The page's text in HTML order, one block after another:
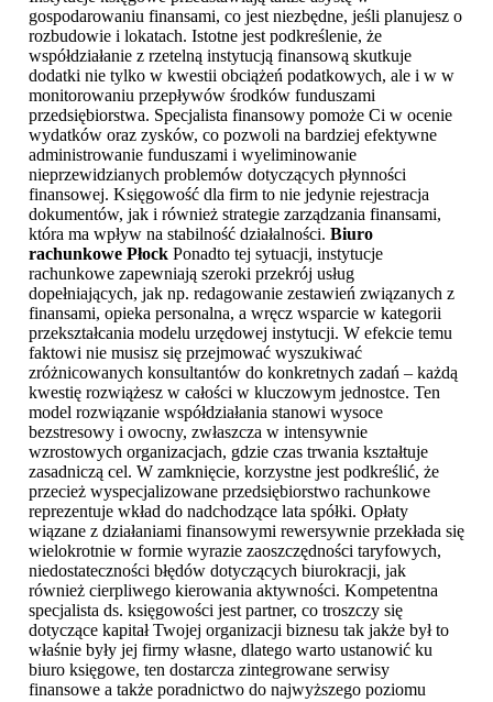
gospodarowaniu finansami, co jest niezbędne, jeśli planujesz o
rozbudowie i lokatach. Istotne jest podkreślenie, że
współdziałanie z rzetelną instytucją finansową skutkuje
dodatki nie tylko w kwestii obciążeń podatkowych, ale i w w
monitorowaniu przepływów środków funduszami
przedsiębiorstwa. Specjalista finansowy pomoże Ci w ocenie
wydatków oraz zysków, co pozwoli na bardziej efektywne
administrowanie funduszami i wyeliminowanie
nieprzewidzianych problemów dotyczących płynności
finansowej. Księgowość dla firm to nie jedynie rejestracja
dokumentów, jak i również strategie zarządzania finansami,
która ma wpływ na stabilność działalności. Biuro
rachunkowe Płock Ponadto tej sytuacji, instytucje
rachunkowe zapewniają szeroki przekrój usług
dopełniających, jak np. redagowanie zestawień związanych z
finansami, opieka personalna, a wręcz wsparcie w kategorii
przekształcania modelu urzędowej instytucji. W efekcie temu
faktowi nie musisz się przejmować wyszukiwać
zróżnicowanych konsultantów do konkretnych zadań – każdą
kwestię rozwiążesz w całości w kluczowym jednostce. Ten
model rozwiązanie współdziałania stanowi wysoce
bezstresowy i owocny, zwłaszcza w intensywnie
wzrostowych organizacjach, gdzie czas trwania kształtuje
zasadniczą cel. W zamknięcie, korzystne jest podkreślić, że
przecież wyspecjalizowane przedsiębiorstwo rachunkowe
reprezentuje wkład do nadchodzące lata spółki. Opłaty
wiązane z działaniami finansowymi rewersywnie przekłada się
wielokrotnie w formie wyrazie zaoszczędności taryfowych,
niedostateczności błędów dotyczących biurokracji, jak
również cierpliwego kierowania aktywności. Kompetentna
specjalista ds. księgowości jest partner, co troszczy się
dotyczące kapitał Twojej organizacji biznesu tak jakże był to
właśnie były jej firmy własne, dlatego warto ustanowić ku
biuro księgowe, ten dostarcza zintegrowane serwisy
finansowe a także poradnictwo do najwyższego poziomu